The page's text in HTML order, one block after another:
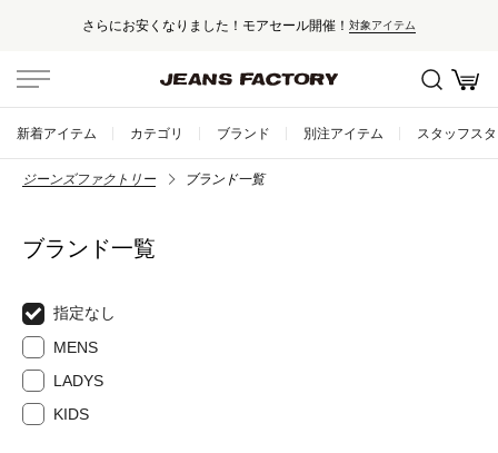
さらにお安くなりました！モアセール開催！ 対象アイテム
新着アイテム カテゴリ ブランド 別注アイテム スタッフス
ジーンズファクトリー ブランド一覧
ブランド一覧
指定なし
MENS
LADYS
KIDS